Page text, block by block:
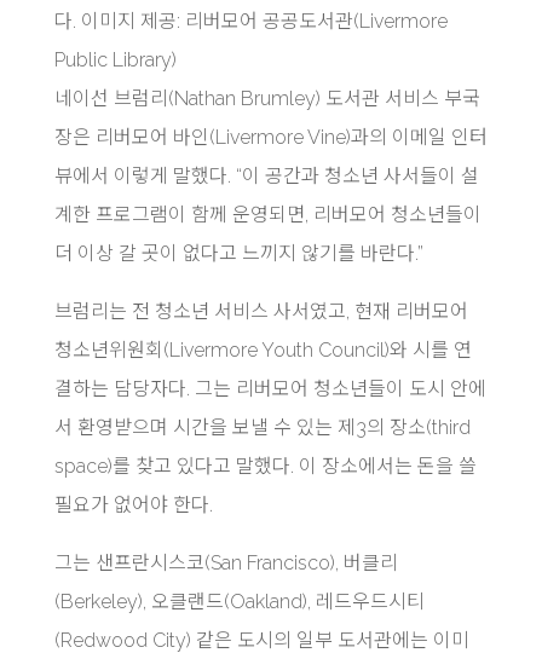
다. 이미지 제공: 리버모어 공공도서관(Livermore
Public Library)
네이선 브럼리(Nathan Brumley) 도서관 서비스 부국
장은 리버모어 바인(Livermore Vine)과의 이메일 인터
뷰에서 이렇게 말했다. “이 공간과 청소년 사서들이 설
계한 프로그램이 함께 운영되면, 리버모어 청소년들이
더 이상 갈 곳이 없다고 느끼지 않기를 바란다.”
브럼리는 전 청소년 서비스 사서였고, 현재 리버모어
청소년위원회(Livermore Youth Council)와 시를 연
결하는 담당자다. 그는 리버모어 청소년들이 도시 안에
서 환영받으며 시간을 보낼 수 있는 제3의 장소(third
space)를 찾고 있다고 말했다. 이 장소에서는 돈을 쓸
필요가 없어야 한다.
그는 샌프란시스코(San Francisco), 버클리
(Berkeley), 오클랜드(Oakland), 레드우드시티
(Redwood City) 같은 도시의 일부 도서관에는 이미